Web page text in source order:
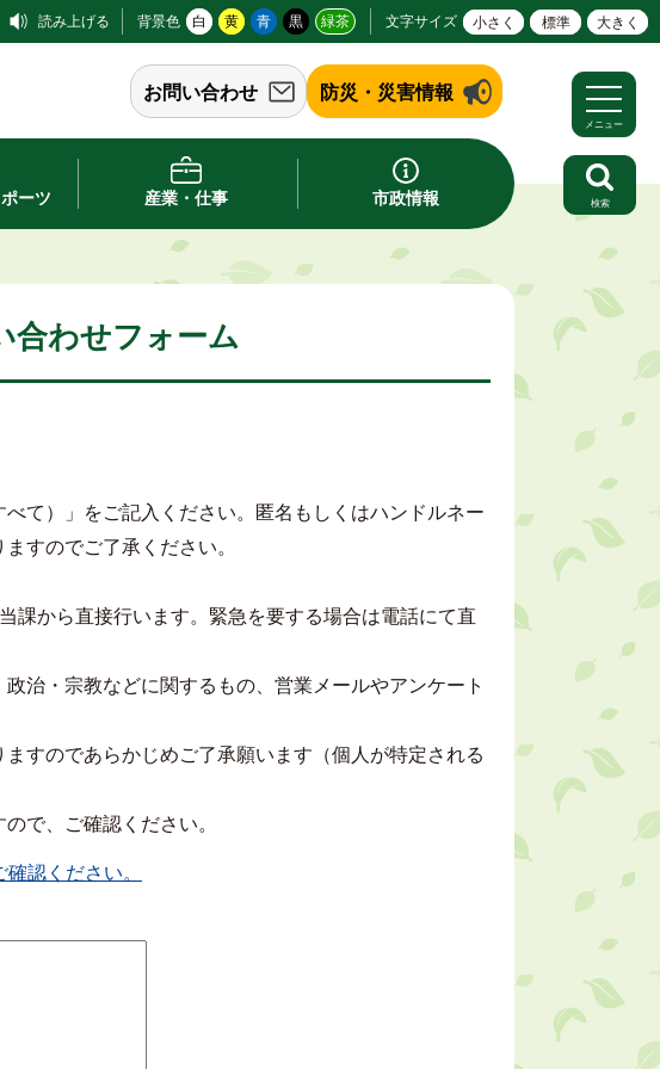
読み上げる 背景色 白 黄 青 黒 緑茶 文字サイズ 小さく 標準 大きく
お問い合わせ 防災・災害情報
ーツ 産業・仕事 市政情報
メニュー
検索
合わせフォーム
て）」をご記入ください。匿名もしくはハンドルネー
すのでご了承ください。
課から直接行います。緊急を要する場合は電話にて直
治・宗教などに関するもの、営業メールやアンケート
すのであらかじめご了承願います（個人が特定される
で、ご確認ください。
認ください。